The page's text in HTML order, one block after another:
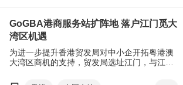
南沙
前海
大湾区
电商
刘会平
聚能大湾区
GoGBA港商服务站
GoGBA港商服务站扩阵地 落户江门觅大
湾区机遇
为进一步提升香港贸发局对中小企开拓粤港澳
大湾区商机的支持，贸发局选址江门，与江门
站＂，旨在激活江门外商服务的新动力，携手